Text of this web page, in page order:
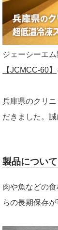
ジェーシーエム
【JCMCC-60】
兵庫県のクリ
だきました。誠
製品について
肉や魚などの
らの長期保存が